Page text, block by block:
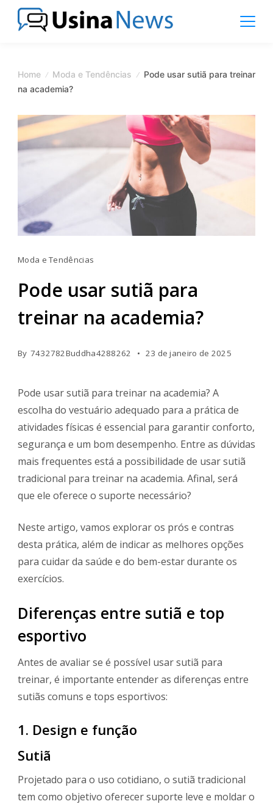
Skip
Magazine
Home Moda e Tendências
Pode usar sutiã para treinar
na academia?
Moda e Tendências
Pode usar sutiã para
treinar na academia?
By 7432782Buddha4288262 23 de janeiro de 2025
Pode usar sutiã para treinar na academia? A
escolha do vestuário adequado para a prática de
atividades físicas é essencial para garantir conforto,
segurança e um bom desempenho. Entre as dúvidas
mais frequentes está a possibilidade de usar sutiã
tradicional para treinar na academia. Afinal, será
que ele oferece o suporte necessário?
Neste artigo, vamos explorar os prós e contras
desta prática, além de indicar as melhores opções
para cuidar da saúde e do bem-estar durante os
exercícios.
Diferenças entre sutiã e top
esportivo
Antes de avaliar se é possível usar sutiã para
treinar, é importante entender as diferenças entre
sutiãs comuns e tops esportivos:
1. Design e função
Sutiã
Projetado para o uso cotidiano, o sutiã tradicional
tem como objetivo oferecer suporte leve e moldar o